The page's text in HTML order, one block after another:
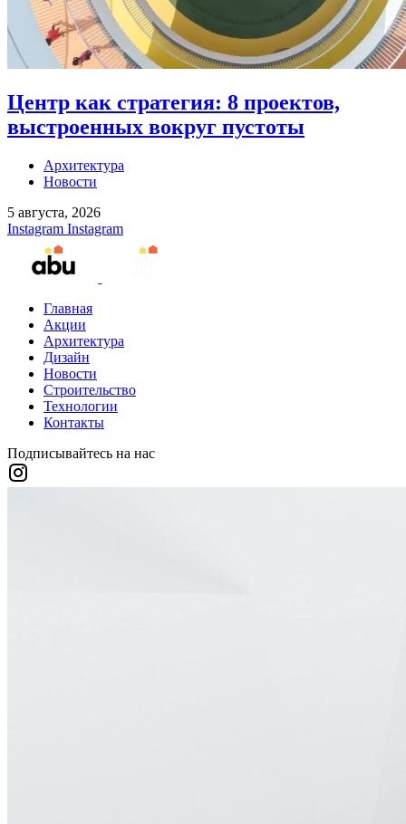
Центр как стратегия: 8 проектов,
выстроенных вокруг пустоты
Архитектура
Новости
5 августа, 2026
Instagram Instagram
Главная
Акции
Архитектура
Дизайн
Новости
Строительство
Технологии
Контакты
Подписывайтесь на нас